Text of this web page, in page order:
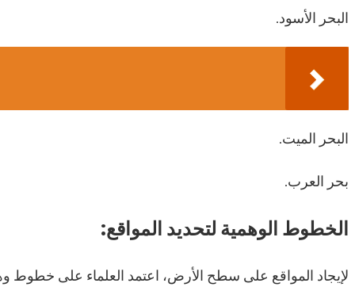
البحر الأسود.
البحر الميت.
بحر العرب.
الخطوط الوهمية لتحديد المواقع:
لإيجاد المواقع على سطح الأرض، اعتمد العلماء على خطوط